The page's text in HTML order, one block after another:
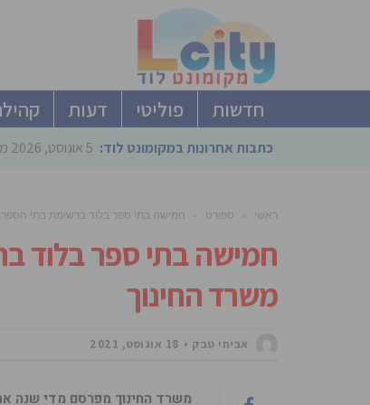
חדשות פוליטי דעות
כתבות אחרונות במקומונט לוד: 5 אוגוסט, 2026
ראשי » ספורט » חמישה בתי ספר בלוד ברשימת בתי
חמישה בתי ספר בלוד
משרד החינוך
אביחי טבק 18 אוגוסט, 2021
משרד החינוך מפרסם מדי שנה